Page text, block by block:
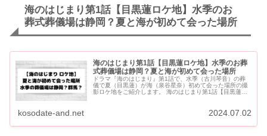
海のはじまり第1話【目黒蓮ロケ地】水季のお
葬式葬儀場は静岡？夏と海が初めて会った場所
海のはじまり第1話【目黒蓮ロケ地】水季のお葬
式葬儀場は静岡？夏と海が初めて会った場所
ドラマ『海のはじまり』第1話で、水季（古川琴音）の葬
儀で夏（目黒蓮）が海（泉谷星奈）初めて会った場所の撮
影ロケ地をご紹介します。 海のはじまり第1話【目黒蓮ロ
kosodate-and.net 2024.07.02